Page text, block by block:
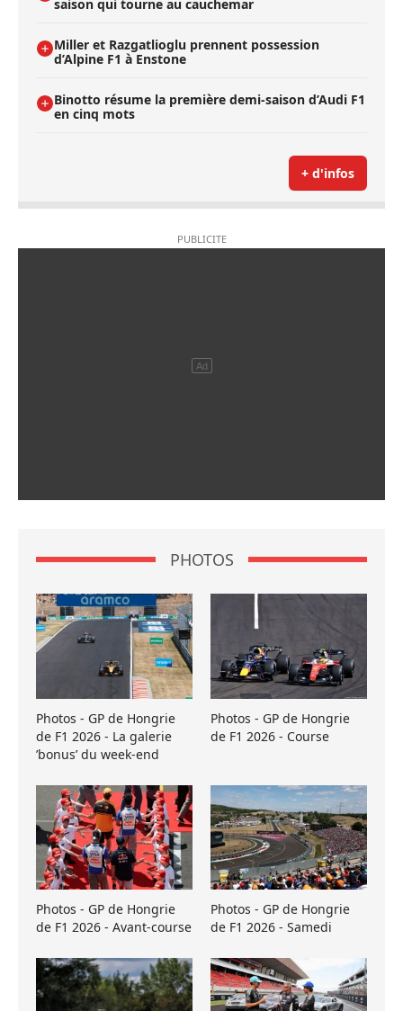
saison qui tourne au cauchemar
Miller et Razgatlioglu prennent possession
d’Alpine F1 à Enstone
Binotto résume la première demi-saison d’Audi F1
en cinq mots
+ d'infos
PHOTOS
Photos - GP de Hongrie
de F1 2026 - La galerie
’bonus’ du week-end
Photos - GP de Hongrie
de F1 2026 - Course
Photos - GP de Hongrie
de F1 2026 - Avant-course
Photos - GP de Hongrie
de F1 2026 - Samedi